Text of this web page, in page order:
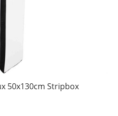
50x130cm Stripbox